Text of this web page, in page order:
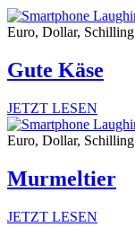
Euro, Dollar, Schilling
Gute Käse
JETZT LESEN
Euro, Dollar, Schilling
Murmeltier
JETZT LESEN